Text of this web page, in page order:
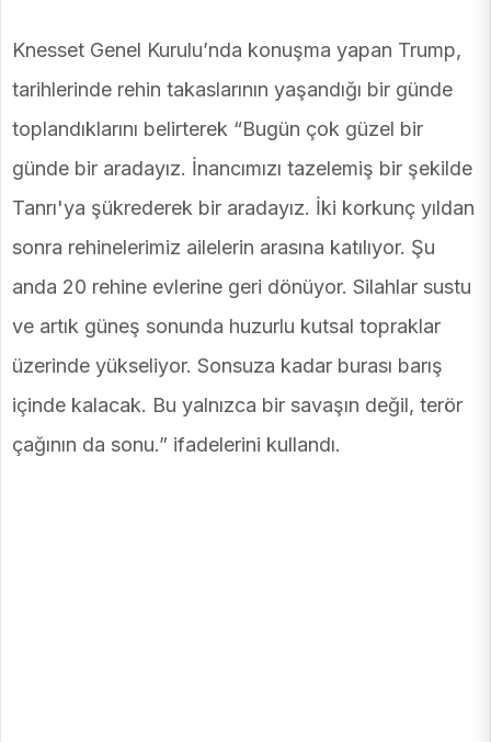
Knesset Genel Kurulu’nda konuşma yapan Trump,
tarihlerinde rehin takaslarının yaşandığı bir günde
toplandıklarını belirterek “Bugün çok güzel bir
günde bir aradayız. İnancımızı tazelemiş bir şekilde
Tanrı'ya şükrederek bir aradayız. İki korkunç yıldan
sonra rehinelerimiz ailelerin arasına katılıyor. Şu
anda 20 rehine evlerine geri dönüyor. Silahlar sustu
ve artık güneş sonunda huzurlu kutsal topraklar
üzerinde yükseliyor. Sonsuza kadar burası barış
içinde kalacak. Bu yalnızca bir savaşın değil, terör
çağının da sonu.” ifadelerini kullandı.